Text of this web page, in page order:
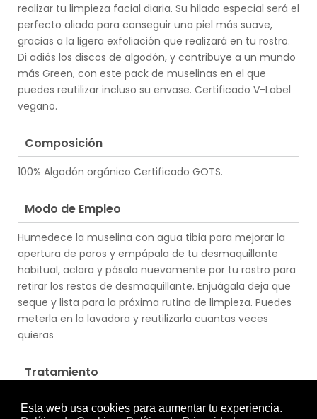
realizar tu limpieza facial diaria. Su hilado especial será el
perfecto aliado para conseguir una piel más suave,
gracias a la ligera exfoliación que realizará en tu rostro.
Di adiós los discos de algodón, y contribuye a un mundo
más Green, con este pack de muselinas en el que
puedes reutilizar incluso su envase. Certificado V-Label
vegano.
Composición
100% Algodón orgánico Certificado GOTS.
Modo de Empleo
Humedece la muselina con agua tibia para mejorar la
apertura de poros y empápala de tu desmaquillante
habitual, aclara y pásala nuevamente por tu rostro para
retirar los restos de desmaquillante. Enjuágala deja que
seque y lista para la próxima rutina de limpieza. Puedes
meterla en la lavadora y reutilizarla cuantas veces
quieras
Tratamiento